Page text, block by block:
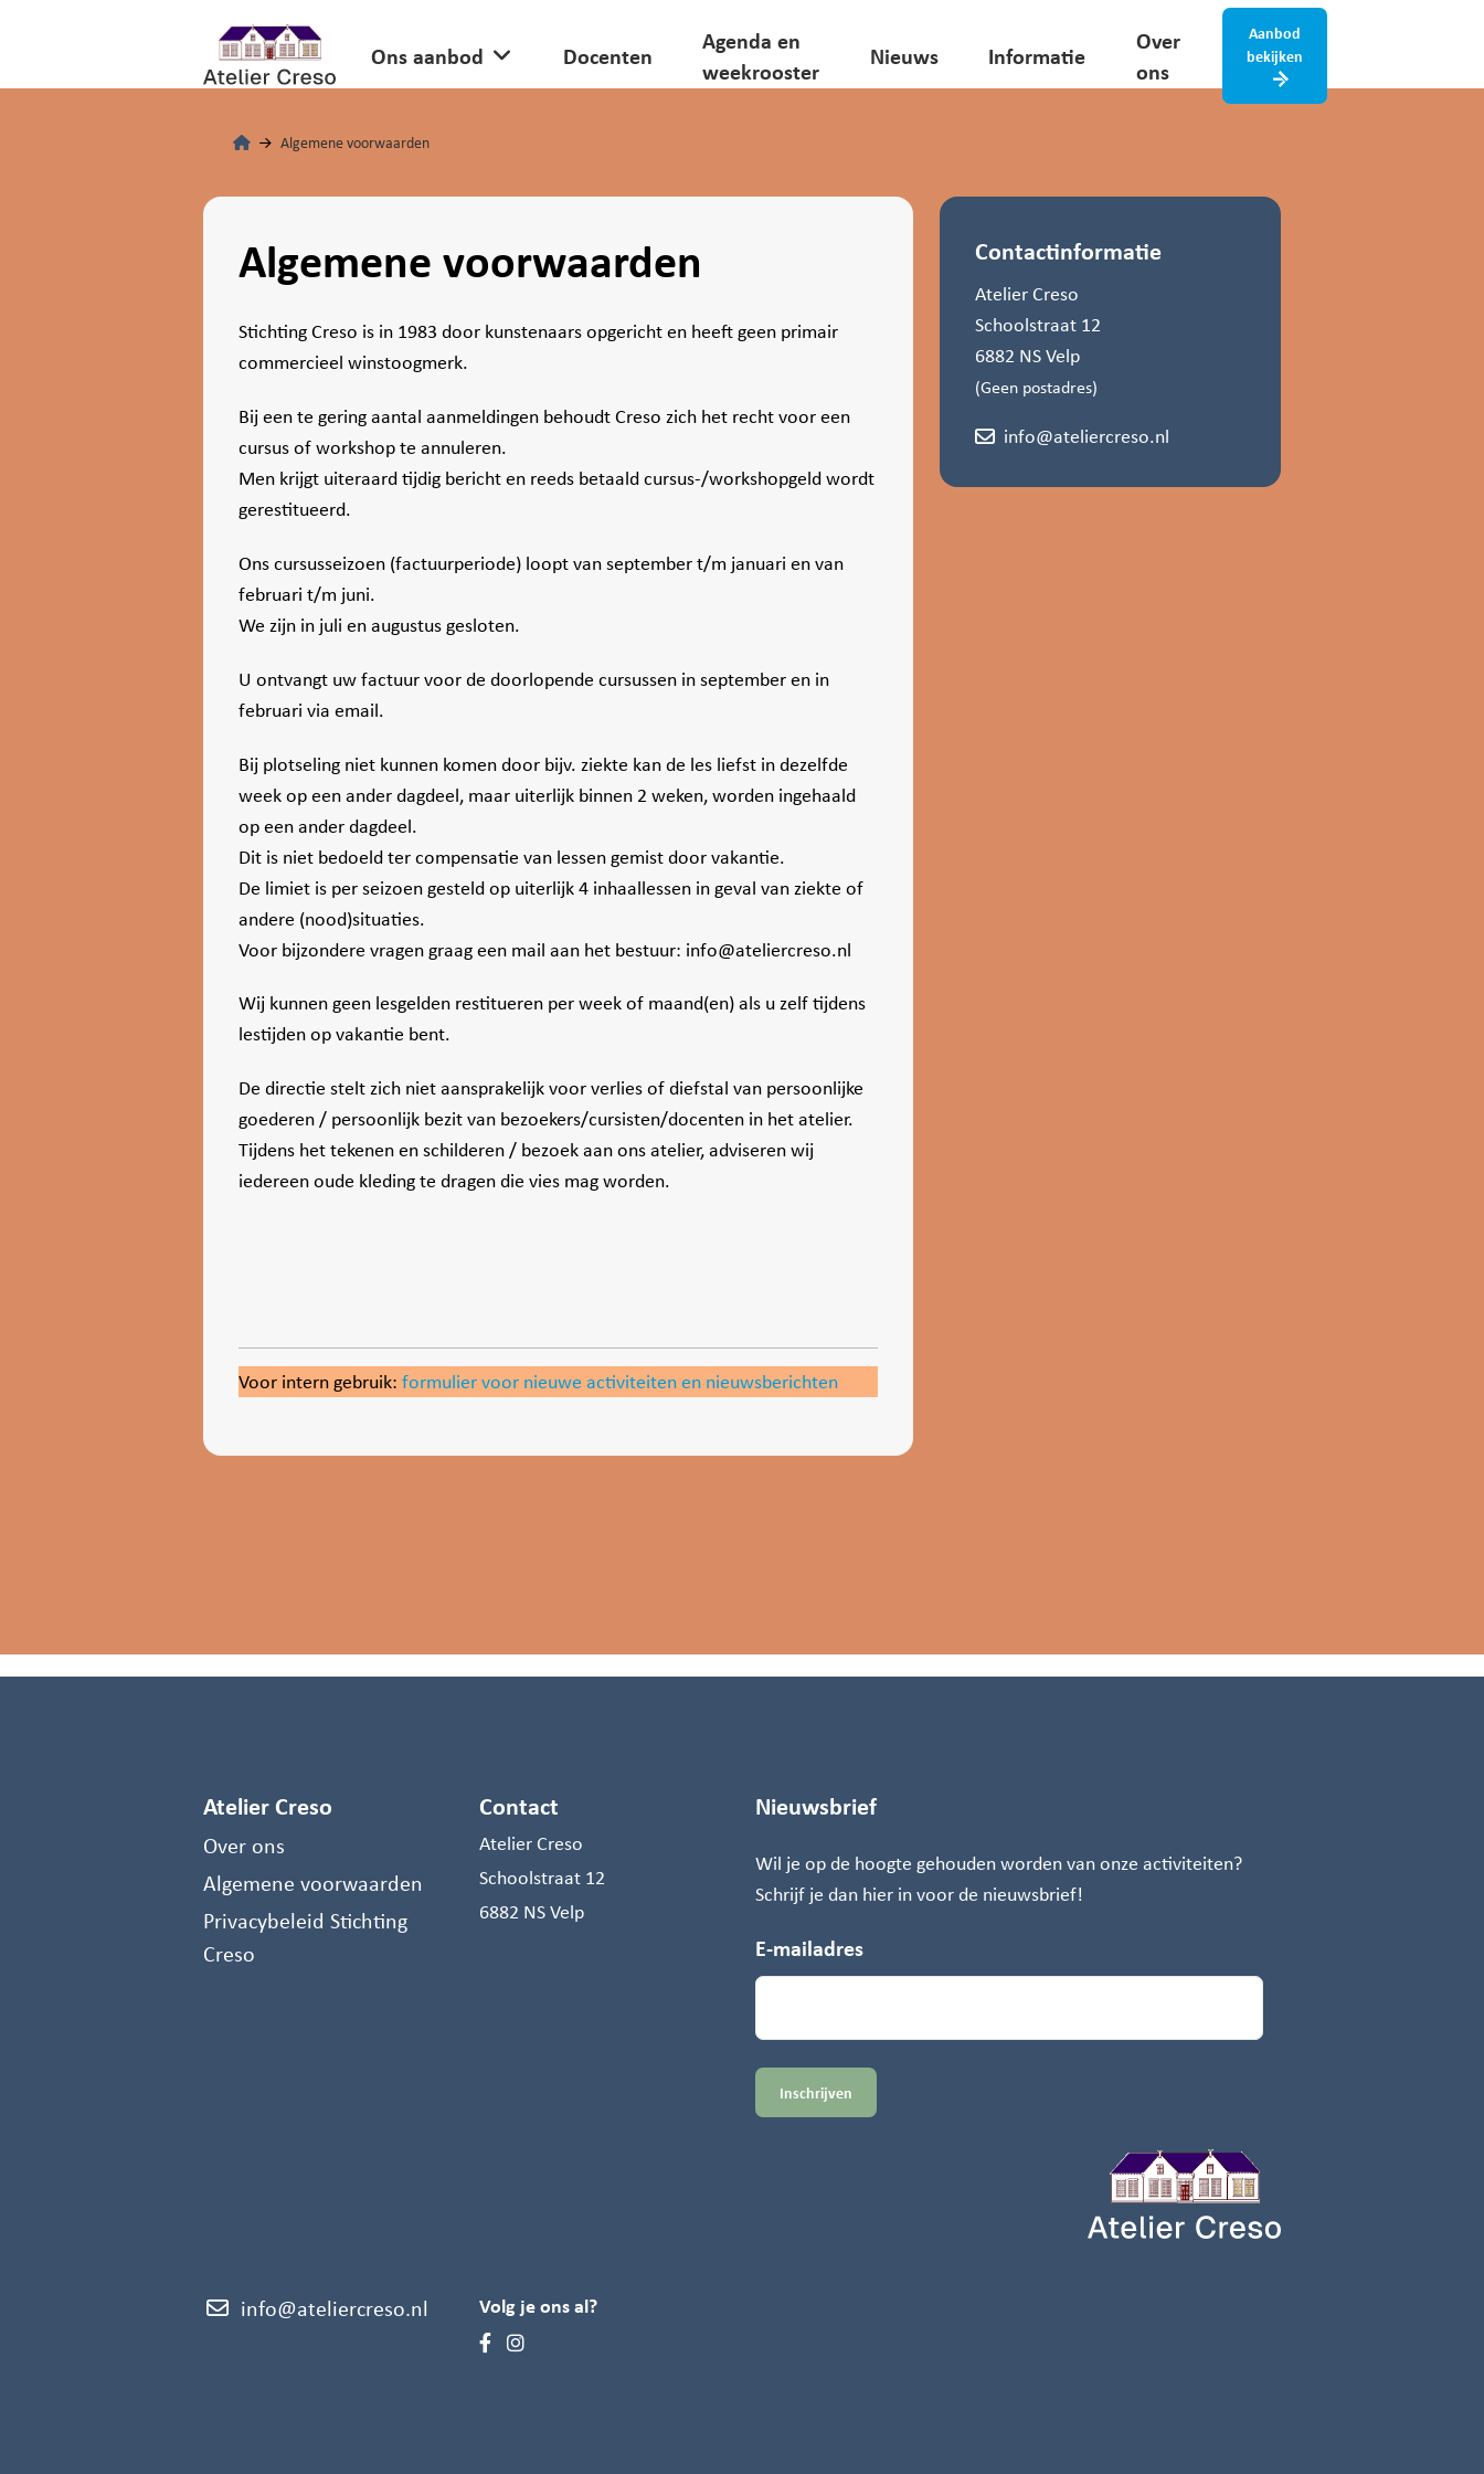
Ons aanbod Docenten
Agenda en
weekrooster
Nieuws Informatie
Over
ons
Aanbod
bekijken
Algemene voorwaarden
Algemene voorwaarden
Stichting Creso is in 1983 door kunstenaars opgericht en heeft geen primair
commercieel winstoogmerk.
Bij een te gering aantal aanmeldingen behoudt Creso zich het recht voor een
cursus of workshop te annuleren.
Men krijgt uiteraard tijdig bericht en reeds betaald cursus-/workshopgeld wordt
gerestitueerd.
Ons cursusseizoen (factuurperiode) loopt van september t/m januari en van
februari t/m juni.
We zijn in juli en augustus gesloten.
U ontvangt uw factuur voor de doorlopende cursussen in september en in
februari via email.
Bij plotseling niet kunnen komen door bijv. ziekte kan de les liefst in dezelfde
week op een ander dagdeel, maar uiterlijk binnen 2 weken, worden ingehaald
op een ander dagdeel.
Dit is niet bedoeld ter compensatie van lessen gemist door vakantie.
De limiet is per seizoen gesteld op uiterlijk 4 inhaallessen in geval van ziekte of
andere (nood)situaties.
Voor bijzondere vragen graag een mail aan het bestuur: info@ateliercreso.nl
Wij kunnen geen lesgelden restitueren per week of maand(en) als u zelf tijdens
lestijden op vakantie bent.
De directie stelt zich niet aansprakelijk voor verlies of diefstal van persoonlijke
goederen / persoonlijk bezit van bezoekers/cursisten/docenten in het atelier.
Tijdens het tekenen en schilderen / bezoek aan ons atelier, adviseren wij
iedereen oude kleding te dragen die vies mag worden.
Voor intern gebruik: formulier voor nieuwe activiteiten en nieuwsberichten
Contactinformatie
Atelier Creso
Schoolstraat 12
6882 NS Velp
(Geen postadres)
info@ateliercreso.nl
Atelier Creso
Over ons
Algemene voorwaarden
Privacybeleid Stichting
Creso
Contact
Atelier Creso
Schoolstraat 12
6882 NS Velp
Nieuwsbrief
Wil je op de hoogte gehouden worden van onze activiteiten?
Schrijf je dan hier in voor de nieuwsbrief!
E-mailadres
info@ateliercreso.nl Volg je ons al?